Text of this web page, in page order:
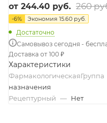
от 244.40 руб. 260
-6% Экономия 15.60 руб.
Достаточно
Самовывоз сегодня -
Доставка от 100 ₽
Характеристики
ФармакологическаяГруппа
назначения
Рецептурный — Нет